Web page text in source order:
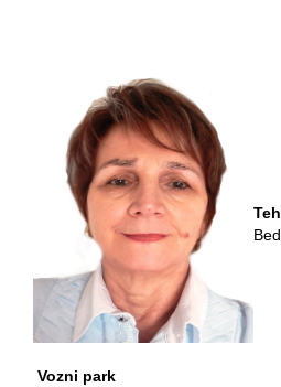
Vozni park